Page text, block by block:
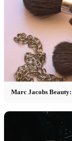
Marc Jacobs